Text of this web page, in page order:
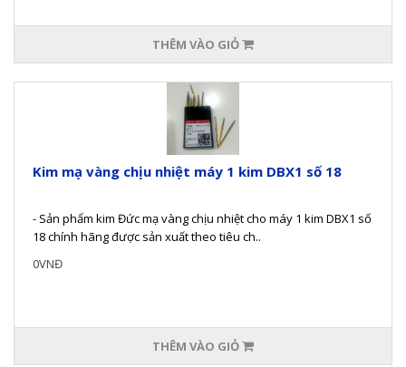
THÊM VÀO GIỎ
Kim mạ vàng chịu nhiệt máy 1 kim DBX1 số 18
- Sản phẩm kim Đức mạ vàng chịu nhiệt cho máy 1 kim DBX1 số
18 chính hãng được sản xuất theo tiêu ch..
0VNĐ
THÊM VÀO GIỎ